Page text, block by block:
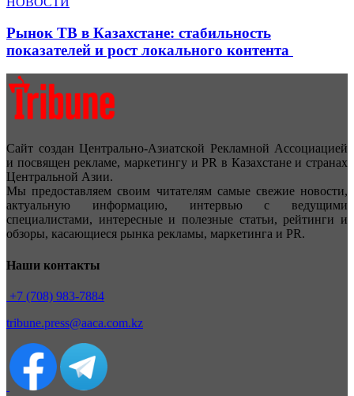
Рынок ТВ в Казахстане: стабильность
показателей и рост локального контента
Сайт создан Центрально-Азиатской Рекламной Ассоциацией
и посвящен рекламе, маркетингу и PR в Казахстане и странах
Центральной Азии.
Мы предоставляем своим читателям самые свежие новости,
актуальную информацию, интервью с ведущими
специалистами, интересные и полезные статьи, рейтинги и
обзоры, касающиеся рынка рекламы, маркетинга и PR.
Наши контакты
+7 (708) 983-7884
tribune.press@aaca.com.kz